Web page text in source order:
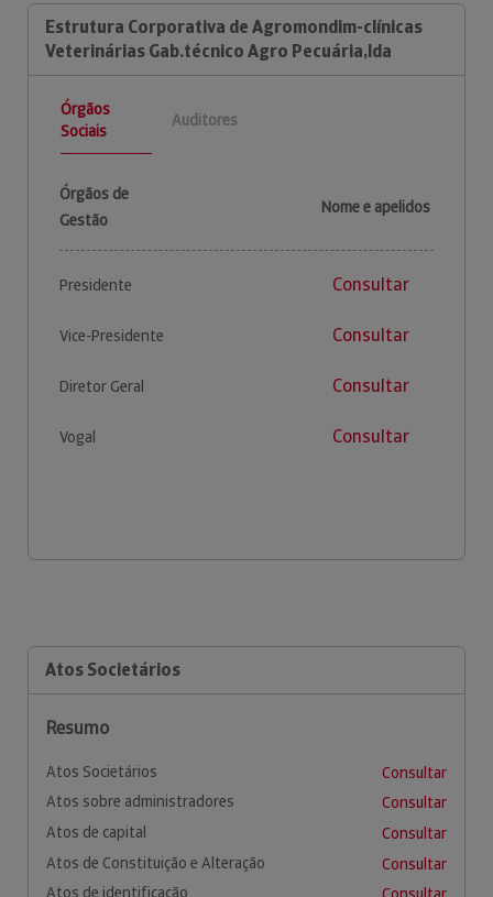
Estrutura Corporativa de Agromondim-clínicas
Veterinárias Gab.técnico Agro Pecuária,lda
Órgãos
Sociais
Auditores
Órgãos de
Gestão
Nome e apelidos
Presidente Consultar
Vice-Presidente Consultar
Diretor Geral Consultar
Vogal Consultar
Atos Societários
Resumo
Atos Societários
Consultar
Atos sobre administradores
Consultar
Atos de capital
Consultar
Atos de Constituição e Alteração
Consultar
Atos de identificação